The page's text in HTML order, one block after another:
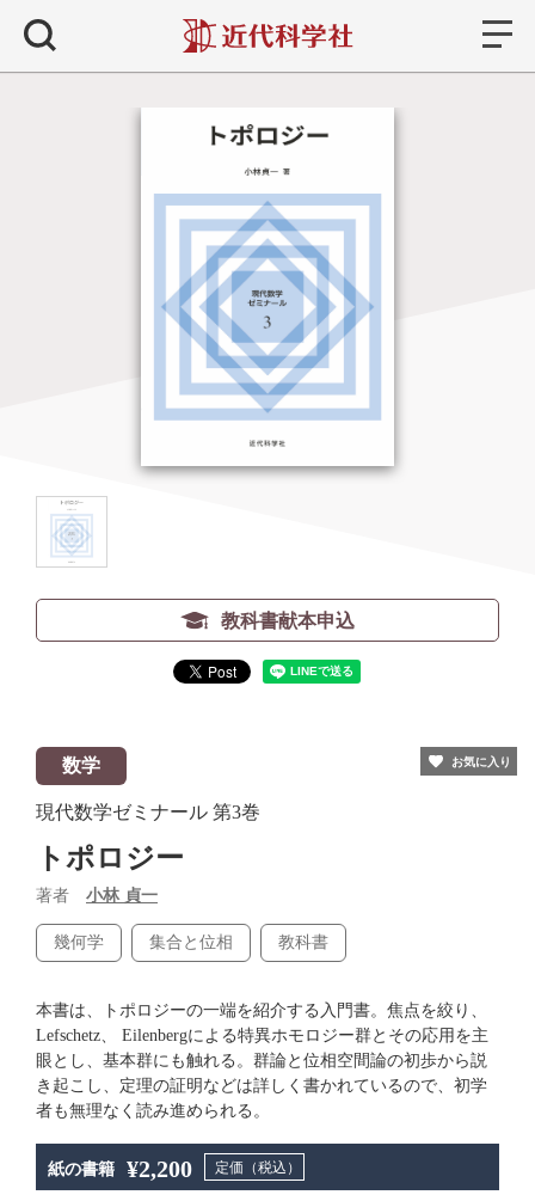
教科書献本申込
数学
現代数学ゼミナール 第3巻
トポロジー
著者 小林 貞一
幾何学 集合と位相 教科書
本書は、トポロジーの一端を紹介する入門書。焦点を絞り、
Lefschetz、 Eilenbergによる特異ホモロジー群とその応用を主
眼とし、基本群にも触れる。群論と位相空間論の初歩から説
き起こし、定理の証明などは詳しく書かれているので、初学
者も無理なく読み進められる。
紙の書籍 ¥2,200 定価（税込）
お気に入り